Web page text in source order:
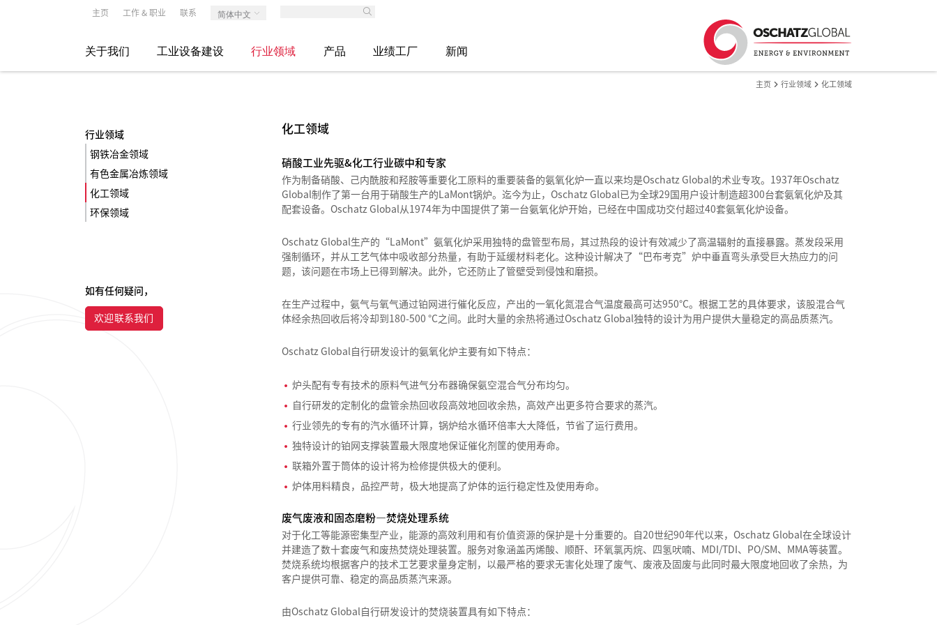
主页 工作 & 职业 联系 简体中文
关于我们 工业设备建设 行业领域 产品 业绩工厂 新闻
主页 行业领域 化工领域
化工领域
硝酸工业先驱&化工行业碳中和专家
作为制备硝酸、己内酰胺和羟胺等重要化工原料的重要装备的氨氧化炉一直以来均是Oschatz Global的术业专攻。1937年Oschatz
Global制作了第一台用于硝酸生产的LaMont锅炉。迄今为止，Oschatz Global已为全球29国用户设计制造超300台套氨氧化炉及其
配套设备。Oschatz Global从1974年为中国提供了第一台氨氧化炉开始，已经在中国成功交付超过40套氨氧化炉设备。
Oschatz Global生产的“LaMont”氨氧化炉采用独特的盘管型布局，其过热段的设计有效减少了高温辐射的直接暴露。蒸发段采用
强制循环，并从工艺气体中吸收部分热量，有助于延缓材料老化。这种设计解决了“巴布考克”炉中垂直弯头承受巨大热应力的问
题，该问题在市场上已得到解决。此外，它还防止了管壁受到侵蚀和磨损。
在生产过程中，氨气与氧气通过铂网进行催化反应，产出的一氧化氮混合气温度最高可达950°C。根据工艺的具体要求，该股混合气
体经余热回收后将冷却到180-500 °C之间。此时大量的余热将通过Oschatz Global独特的设计为用户提供大量稳定的高品质蒸汽。
Oschatz Global自行研发设计的氨氧化炉主要有如下特点：
炉头配有专有技术的原料气进气分布器确保氨空混合气分布均匀。
自行研发的定制化的盘管余热回收段高效地回收余热，高效产出更多符合要求的蒸汽。
行业领先的专有的汽水循环计算，锅炉给水循环倍率大大降低，节省了运行费用。
独特设计的铂网支撑装置最大限度地保证催化剂筐的使用寿命。
联箱外置于筒体的设计将为检修提供极大的便利。
炉体用料精良，品控严苛，极大地提高了炉体的运行稳定性及使用寿命。
废气废液和固态磨粉—焚烧处理系统
对于化工等能源密集型产业，能源的高效利用和有价值资源的保护是十分重要的。自20世纪90年代以来，Oschatz Global在全球设计
并建造了数十套废气和废热焚烧处理装置。服务对象涵盖丙烯酸、顺酐、环氧氯丙烷、四氢吠喃、MDI/TDI、PO/SM、MMA等装置。
焚烧系统均根据客户的技术工艺要求量身定制，以最严格的要求无害化处理了废气、废液及固废与此同时最大限度地回收了余热，为
客户提供可靠、稳定的高品质蒸汽来源。
由Oschatz Global自行研发设计的焚烧装置具有如下特点：
行业领域
钢铁冶金领域
有色金属冶炼领域
化工领域
环保领域
如有任何疑问，
欢迎联系我们